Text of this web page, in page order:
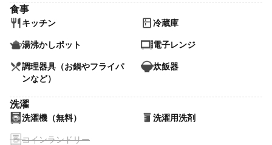
食事
キッチン 冷蔵庫
湯沸かしポット 電子レンジ
調理器具（お鍋やフライパ
ンなど）
炊飯器
洗濯
洗濯機（無料） 洗濯用洗剤
コインランドリー